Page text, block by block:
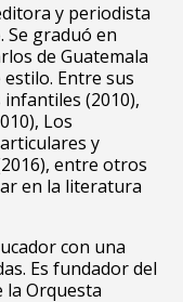
y periodista
Se graduó en
de Guatemala
Entre sus
(2010),
Los
y
entre otros
en la literatura
con una
Es fundador del
Orquesta